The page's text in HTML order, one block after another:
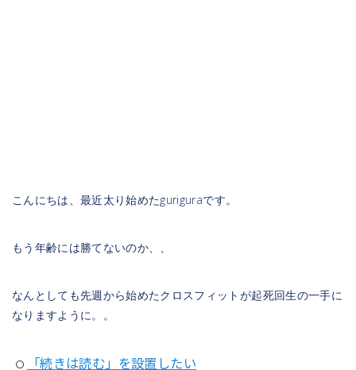
こんにちは、最近太り始めたguriguraです。
もう年齢には勝てないのか、、
なんとしても先週から始めたクロスフィットが起死回生の一手に
なりますように。。
「続きは読む」を設置したい